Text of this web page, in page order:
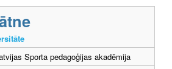
Sporta pedagoģijas akadēmija